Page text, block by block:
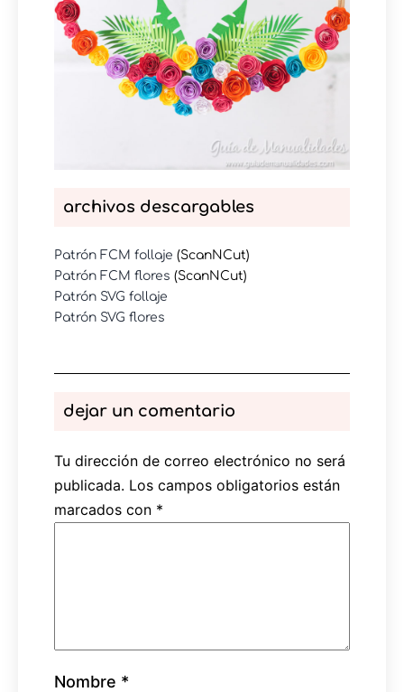
archivos descargables
Patrón FCM follaje (ScanNCut)
Patrón FCM flores (ScanNCut)
Patrón SVG follaje
Patrón SVG flores
dejar un comentario
Tu dirección de correo electrónico no será
publicada. Los campos obligatorios están
marcados con *
Nombre *